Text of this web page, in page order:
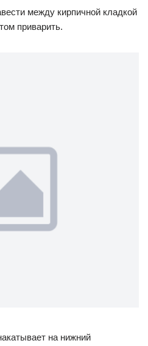
между кирпичной кладкой
приварить.
на нижний